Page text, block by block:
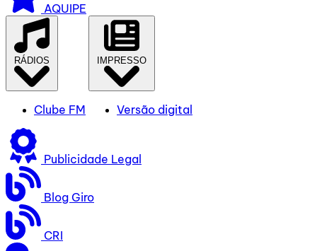
AQUIPE
RÁDIOS
Clube FM
IMPRESSO
Versão digital
Publicidade Legal
Blog Giro
CRI